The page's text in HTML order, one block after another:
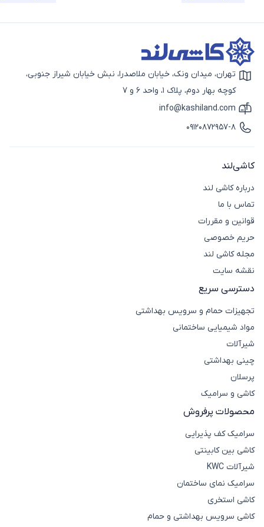
آیکون نقشه
تهران، میدان ونک، خیابان ملاصدرا، نبش خیابان شیراز جنوبی،
کوچه بهار دوم، پلاک 1، واحد 6 و 7
آیکون ایمیل
info@kashiland.com
آیکون تماس
09120872957-8
کاشی‌لند
درباره کاشی لند
تماس با ما
قوانین و مقررات
حریم خصوصی
مجله کاشی لند
نقشه سایت
دسترسی سریع
تجهیزات حمام و سرویس بهداشتی
مواد شیمیایی ساختمانی
شیرآلات
چینی بهداشتی
پرسلان
کاشی و سرامیک
محصولات پرفروش
سرامیک کف پذیرایی
کاشی بین کابینتی
شیرآلات KWC
سرامیک نمای ساختمان
کاشی استخری
کاشی سرویس بهداشتی و حمام